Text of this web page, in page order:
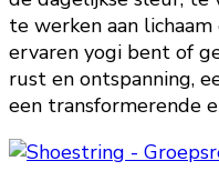
te werken aan
ervaren yogi bent of
rust en ontspanning,
een transformerende